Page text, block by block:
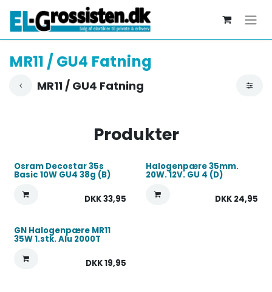
MR11 / GU4 Fatning
MR11 / GU4 Fatning
Produkter
Osram Decostar 35s
Basic 10W GU4 38g (B)
DKK33,95
Halogenpære 35mm.
20W. 12V. GU 4 (D)
DKK 24,95
GN Halogenpære MR11
35W 1.stk. Alu 2000T
DKK19,95